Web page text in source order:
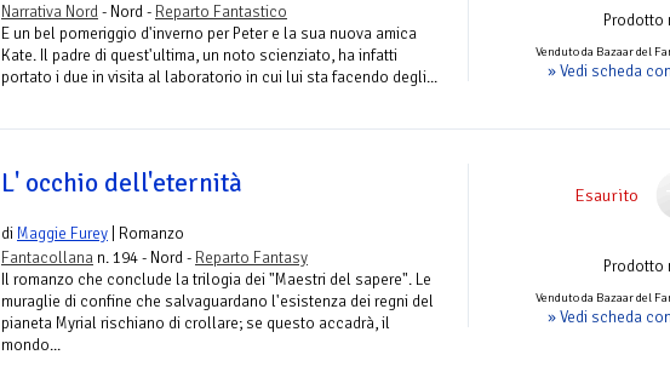
Prodotto
Venduto da Bazaar del
» Vedi scheda
Narrativa Nord- Nord - Reparto Fantastico
E un bel pomeriggio d'inverno per Peter e la sua nuova amica
Kate. Il padre di quest'ultima, un noto scienziato, ha infatti
portato i due in visita al laboratorio in cui lui sta facendo degli...
Esaurito
Prodotto
Venduto da Bazaar del
» Vedi scheda
L' occhio dell'eternità
di Maggie Furey | Romanzo
Fantacollana n. 194 - Nord - Reparto Fantasy
Il romanzo che conclude la trilogia dei "Maestri del sapere". Le
muraglie di confine che salvaguardano l'esistenza dei regni del
pianeta Myrial rischiano di crollare; se questo accadrà, il
mondo...